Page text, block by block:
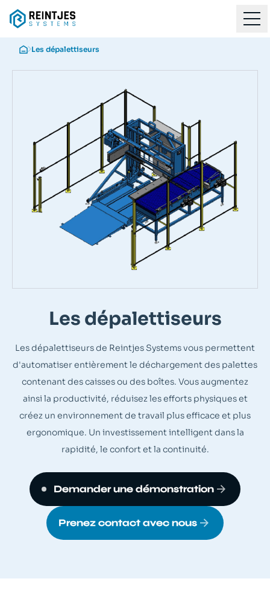
Les dépalettiseurs
Les dépalettiseurs
Les dépalettiseurs de Reintjes Systems vous permettent
d'automatiser entièrement le déchargement des palettes
contenant des caisses ou des boîtes. Vous augmentez
ainsi la productivité, réduisez les efforts physiques et
créez un environnement de travail plus efficace et plus
ergonomique. Un investissement intelligent dans la
rapidité, le confort et la continuité.
Demander une démonstration
Prenez contact avec nous